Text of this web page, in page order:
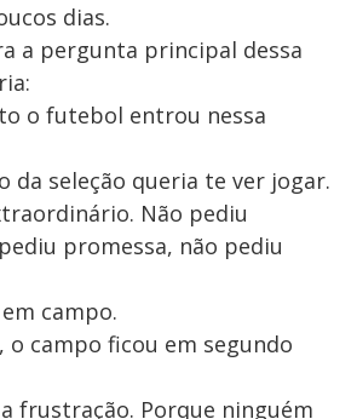
dias.
a pergunta principal dessa
o futebol entrou nessa
da seleção queria te ver jogar.
Não pediu
promessa, não pediu
campo.
o campo ficou em segundo
frustração. Porque ninguém